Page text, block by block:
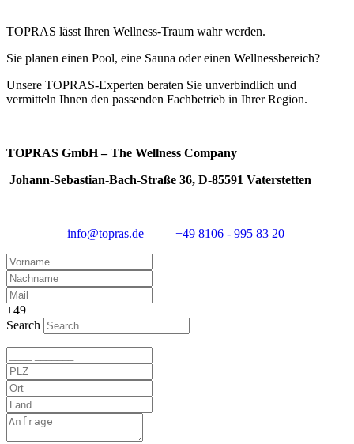
TOPRAS lässt Ihren Wellness-Traum wahr werden.
Sie planen einen Pool, eine Sauna oder einen Wellnessbereich?
Unsere TOPRAS-Experten beraten Sie unverbindlich und
vermitteln Ihnen den passenden Fachbetrieb in Ihrer Region.
TOPRAS GmbH – The Wellness Company
Johann-Sebastian-Bach-Straße 36, D-85591 Vaterstetten
info@topras.de +49 8106 - 995 83 20
+49
Search